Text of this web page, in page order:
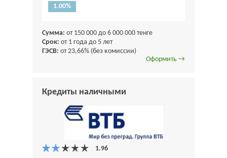
1.00%
Сумма: от 150 000 до 6 000 000 тенге
Срок: от 1 года до 5 лет
ГЭСВ: от 23,66% (без комиссии)
Оформить →
Кредиты наличными